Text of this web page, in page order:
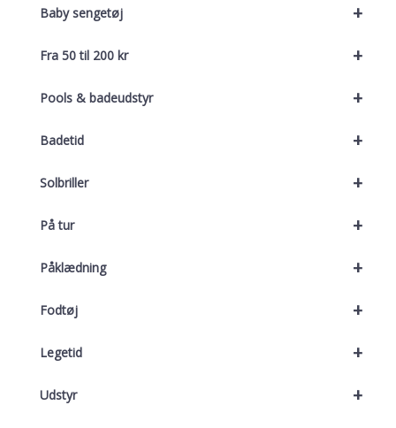
+
Baby sengetøj
+
Fra 50 til 200 kr
+
Pools & badeudstyr
+
Badetid
+
Solbriller
+
På tur
+
Påklædning
+
Fodtøj
+
Legetid
+
Udstyr